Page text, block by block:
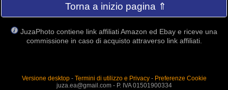
Torna a inizio pagina ⇑
JuzaPhoto contiene link affiliati Amazon ed Ebay e riceve una
commissione in caso di acquisto attraverso link affiliati.
Versione desktop- Termini di utilizzo e Privacy- Preferenze Cookie
juza.ea@gmail.com - P. IVA 01501900334